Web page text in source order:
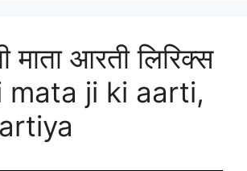
माता आरती लिरिक्स
mata ji ki aarti,